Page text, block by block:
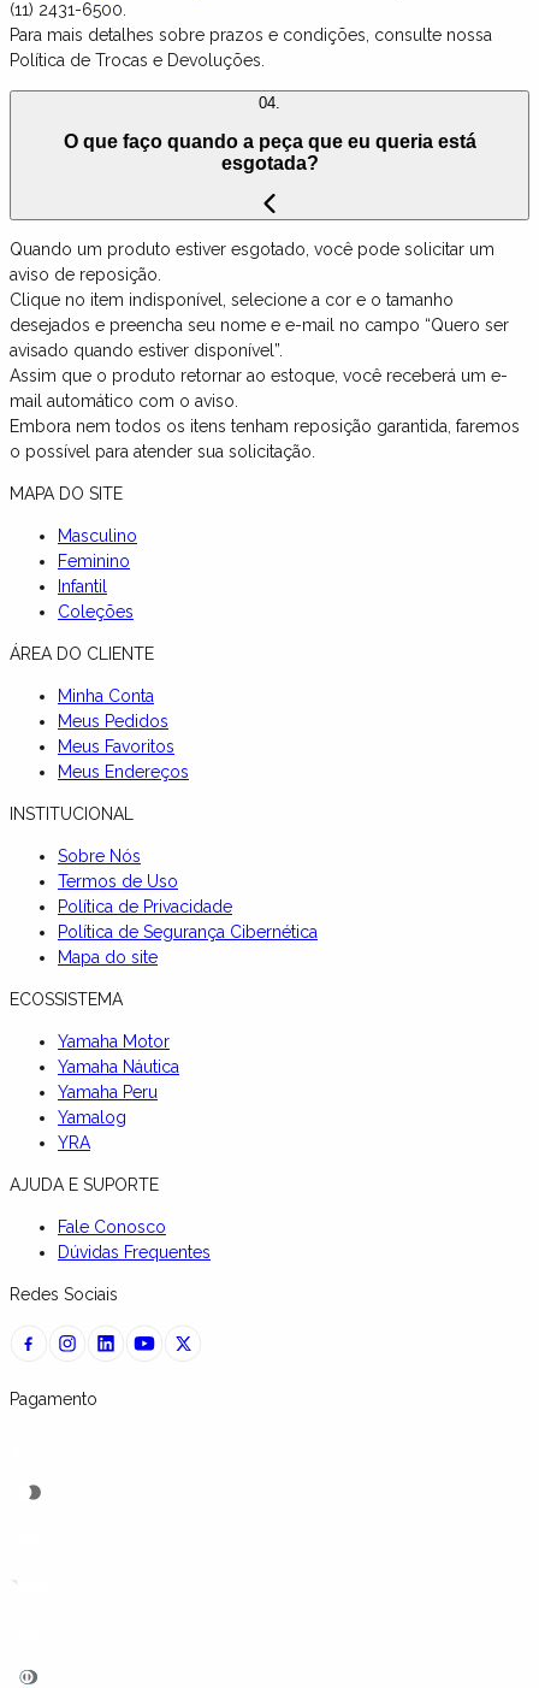
(11) 2431-6500.
Para mais detalhes sobre prazos e condições, consulte nossa
Política de Trocas e Devoluções.
04.
O que faço quando a peça que eu queria está
esgotada?
Quando um produto estiver esgotado, você pode solicitar um
aviso de reposição.
Clique no item indisponível, selecione a cor e o tamanho
desejados e preencha seu nome e e-mail no campo “Quero ser
avisado quando estiver disponível”.
Assim que o produto retornar ao estoque, você receberá um e-
mail automático com o aviso.
Embora nem todos os itens tenham reposição garantida, faremos
o possível para atender sua solicitação.
MAPA DO SITE
Masculino
Feminino
Infantil
Coleções
ÁREA DO CLIENTE
Minha Conta
Meus Pedidos
Meus Favoritos
Meus Endereços
INSTITUCIONAL
Sobre Nós
Termos de Uso
Política de Privacidade
Política de Segurança Cibernética
Mapa do site
ECOSSISTEMA
Yamaha Motor
Yamaha Náutica
Yamaha Peru
Yamalog
YRA
AJUDA E SUPORTE
Fale Conosco
Dúvidas Frequentes
Redes Sociais
Pagamento